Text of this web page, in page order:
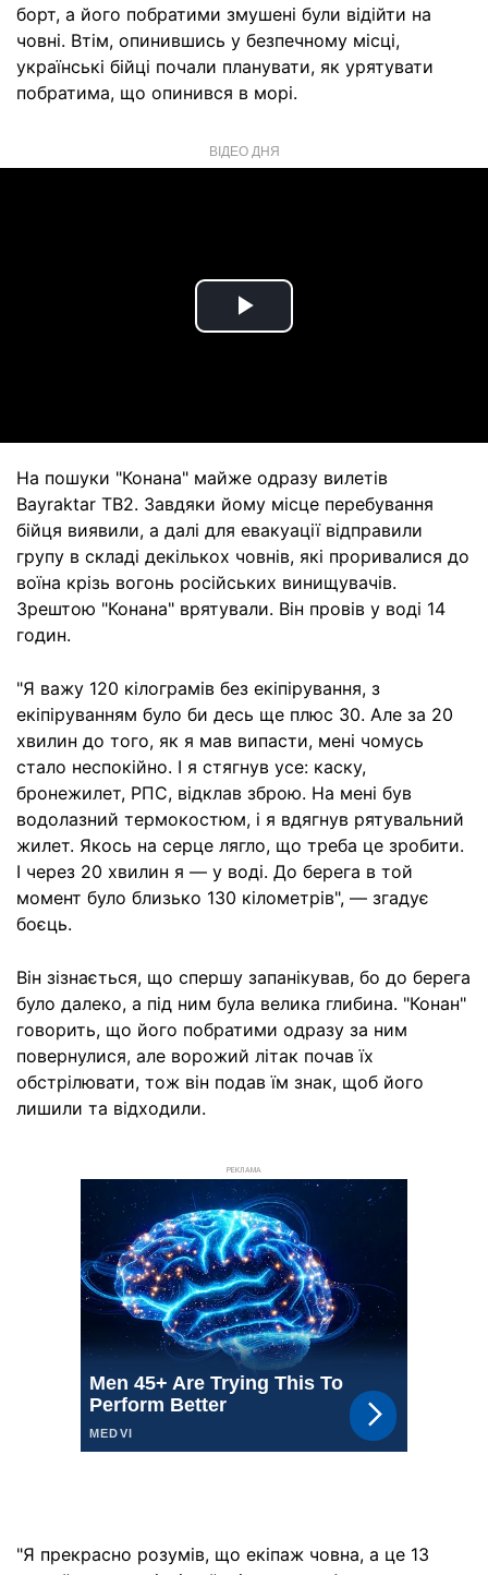
борт, а його побратими змушені були відійти на
човні. Втім, опинившись у безпечному місці,
українські бійці почали планувати, як урятувати
побратима, що опинився в морі.
ВІДЕО ДНЯ
Play
На пошуки "Конана" майже одразу вилетів
Bayraktar TB2. Завдяки йому місце перебування
бійця виявили, а далі для евакуації відправили
групу в складі декількох човнів, які проривалися до
воїна крізь вогонь російських винищувачів.
Зрештою "Конана" врятували. Він провів у воді 14
годин.
"Я важу 120 кілограмів без екіпірування, з
екіпіруванням було би десь ще плюс 30. Але за 20
хвилин до того, як я мав випасти, мені чомусь
стало неспокійно. І я стягнув усе: каску,
бронежилет, РПС, відклав зброю. На мені був
водолазний термокостюм, і я вдягнув рятувальний
жилет. Якось на серце лягло, що треба це зробити.
І через 20 хвилин я — у воді. До берега в той
момент було близько 130 кілометрів", — згадує
боєць.
Він зізнається, що спершу запанікував, бо до берега
було далеко, а під ним була велика глибина. "Конан"
говорить, що його побратими одразу за ним
повернулися, але ворожий літак почав їх
обстрілювати, тож він подав їм знак, щоб його
лишили та відходили.
РЕКЛАМА
"Я прекрасно розумів, що екіпаж човна, а це 13